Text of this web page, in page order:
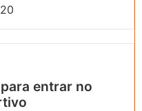
entrar no